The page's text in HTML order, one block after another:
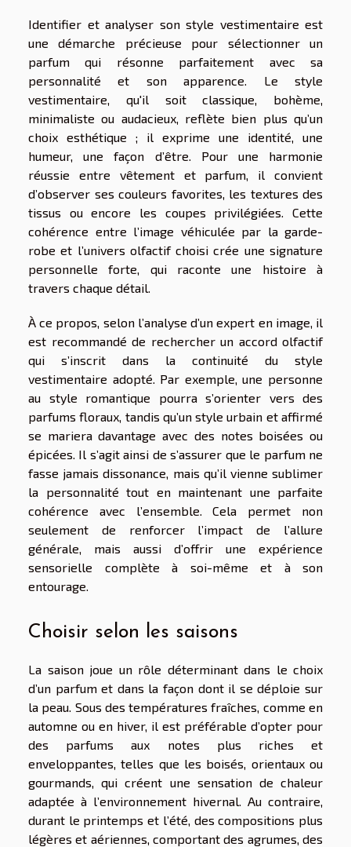
Identifier et analyser son style vestimentaire est
une démarche précieuse pour sélectionner un
parfum qui résonne parfaitement avec sa
personnalité et son apparence. Le style
vestimentaire, qu'il soit classique, bohème,
minimaliste ou audacieux, reflète bien plus qu’un
choix esthétique ; il exprime une identité, une
humeur, une façon d’être. Pour une harmonie
réussie entre vêtement et parfum, il convient
d’observer ses couleurs favorites, les textures des
tissus ou encore les coupes privilégiées. Cette
cohérence entre l’image véhiculée par la garde-
robe et l’univers olfactif choisi crée une signature
personnelle forte, qui raconte une histoire à
travers chaque détail.
À ce propos, selon l’analyse d’un expert en image, il
est recommandé de rechercher un accord olfactif
qui s’inscrit dans la continuité du style
vestimentaire adopté. Par exemple, une personne
au style romantique pourra s’orienter vers des
parfums floraux, tandis qu’un style urbain et affirmé
se mariera davantage avec des notes boisées ou
épicées. Il s’agit ainsi de s’assurer que le parfum ne
fasse jamais dissonance, mais qu’il vienne sublimer
la personnalité tout en maintenant une parfaite
cohérence avec l’ensemble. Cela permet non
seulement de renforcer l’impact de l’allure
générale, mais aussi d’offrir une expérience
sensorielle complète à soi-même et à son
entourage.
Choisir selon les saisons
La saison joue un rôle déterminant dans le choix
d’un parfum et dans la façon dont il se déploie sur
la peau. Sous des températures fraîches, comme en
automne ou en hiver, il est préférable d’opter pour
des parfums aux notes plus riches et
enveloppantes, telles que les boisés, orientaux ou
gourmands, qui créent une sensation de chaleur
adaptée à l’environnement hivernal. Au contraire,
durant le printemps et l’été, des compositions plus
légères et aériennes, comportant des agrumes, des